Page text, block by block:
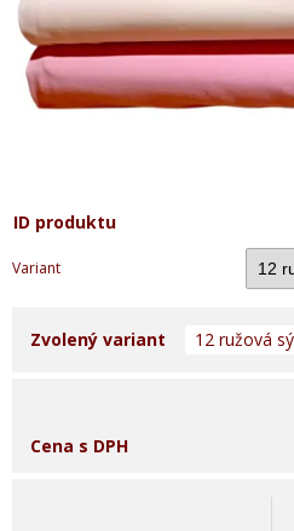
ID produktu
Variant
Zvolený variant 12 ružová
Cena s DPH